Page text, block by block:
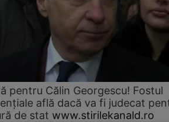
pentru Călin Georgescu! Fostul
află dacă va fi judecat
de stat www.stirilekanald.ro